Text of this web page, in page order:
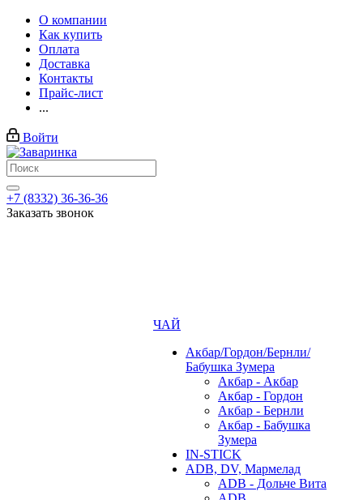
О компании
Как купить
Оплата
Доставка
Контакты
Прайс-лист
...
Войти
+7 (8332) 36-36-36
Заказать звонок
ЧАЙ
Акбар/Гордон/Бернли/
Бабушка Зумера
Акбар - Акбар
Акбар - Гордон
Акбар - Бернли
Акбар - Бабушка
Зумера
IN-STICK
ADB, DV, Мармелад
ADB - Дольче Вита